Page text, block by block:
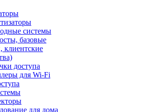
системы
базовые
клиентские
доступа
для Wi-Fi